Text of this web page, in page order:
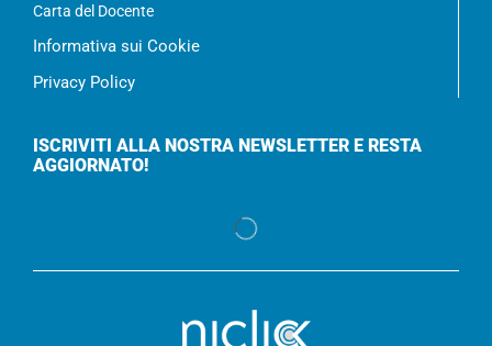
Carta del Docente
Informativa sui Cookie
Privacy Policy
ISCRIVITI ALLA NOSTRA NEWSLETTER E RESTA
AGGIORNATO!